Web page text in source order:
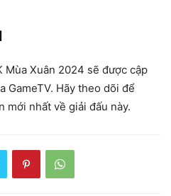
Mùa Xuân 2024 sẽ được cập
GameTV. Hãy theo dõi để
mới nhất về giải đấu này.